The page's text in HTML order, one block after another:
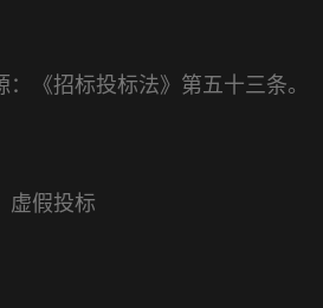
：《招标投标法》第五十三条。
虚假投标